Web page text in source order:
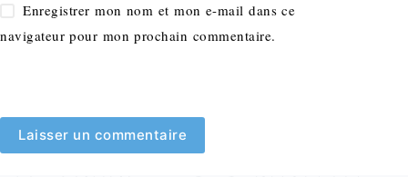
Enregistrer mon nom et mon e-mail dans ce
navigateur pour mon prochain commentaire.
Laisser un commentaire